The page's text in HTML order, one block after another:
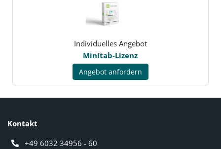
Individuelles Angebot
Minitab-Lizenz
Angebot anfordern
Kontakt
+49 6032 34956 - 60